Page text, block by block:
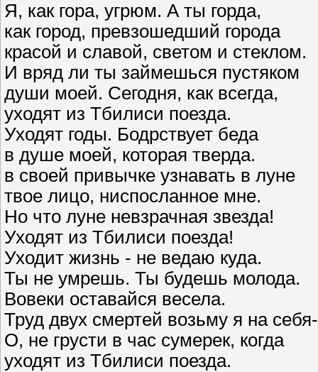
Я, как гора, угрюм. А ты горда,
как город, превзошедший города
красой и славой, светом и стеклом.
И вряд ли ты займешься пустяком
души моей. Сегодня, как всегда,
уходят из Тбилиси поезда.
Уходят годы. Бодрствует беда
в душе моей, которая тверда.
в своей привычке узнавать в луне
твое лицо, ниспосланное мне.
Но что луне невзрачная звезда!
Уходят из Тбилиси поезда!
Уходит жизнь - не ведаю куда.
Ты не умрешь. Ты будешь молода.
Вовеки оставайся весела.
Труд двух смертей возьму я на себя-
О, не грусти в час сумерек, когда
уходят из Тбилиси поезда.